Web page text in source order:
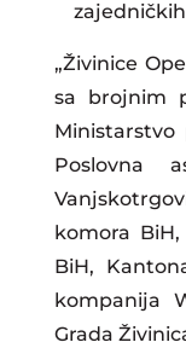
„Živinice
sa brojnim
Ministarstvo
Poslovna
komora
BiH,
kompanija
Grada